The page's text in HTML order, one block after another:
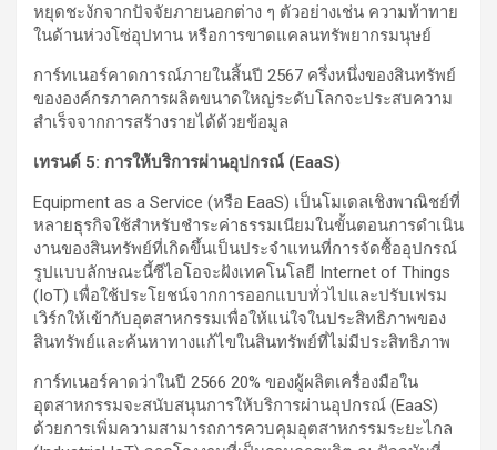
หยุดชะงักจากปัจจัยภายนอกต่าง ๆ ตัวอย่างเช่น ความท้าทาย
ในด้านห่วงโซ่อุปทาน หรือการขาดแคลนทรัพยากรมนุษย์
การ์ทเนอร์คาดการณ์ภายในสิ้นปี 2567 ครึ่งหนึ่งของสินทรัพย์
ขององค์กรภาคการผลิตขนาดใหญ่ระดับโลกจะประสบความ
สำเร็จจากการสร้างรายได้ด้วยข้อมูล
เทรนด์ 5: การให้บริการผ่านอุปกรณ์ (EaaS)
Equipment as a Service (หรือ EaaS) เป็นโมเดลเชิงพาณิชย์ที่
หลายธุรกิจใช้สำหรับชำระค่าธรรมเนียมในขั้นตอนการดำเนิน
งานของสินทรัพย์ที่เกิดขึ้นเป็นประจำแทนที่การจัดซื้ออุปกรณ์
รูปแบบลักษณะนี้ซีไอโอจะฝังเทคโนโลยี Internet of Things
(IoT) เพื่อใช้ประโยชน์จากการออกแบบทั่วไปและปรับเฟรม
เวิร์กให้เข้ากับอุตสาหกรรมเพื่อให้แน่ใจในประสิทธิภาพของ
สินทรัพย์และค้นหาทางแก้ไขในสินทรัพย์ที่ไม่มีประสิทธิภาพ
การ์ทเนอร์คาดว่าในปี 2566 20% ของผู้ผลิตเครื่องมือใน
อุตสาหกรรมจะสนับสนุนการให้บริการผ่านอุปกรณ์ (EaaS)
ด้วยการเพิ่มความสามารถการควบคุมอุตสาหกรรมระยะไกล